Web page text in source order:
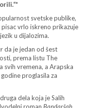
svetske publike,
vrlo iskreno prikazuje
u dijalozima.
da je jedan od šest
prema listu The
svih vremena, a Arapska
proglasila za
dela koja je Salih